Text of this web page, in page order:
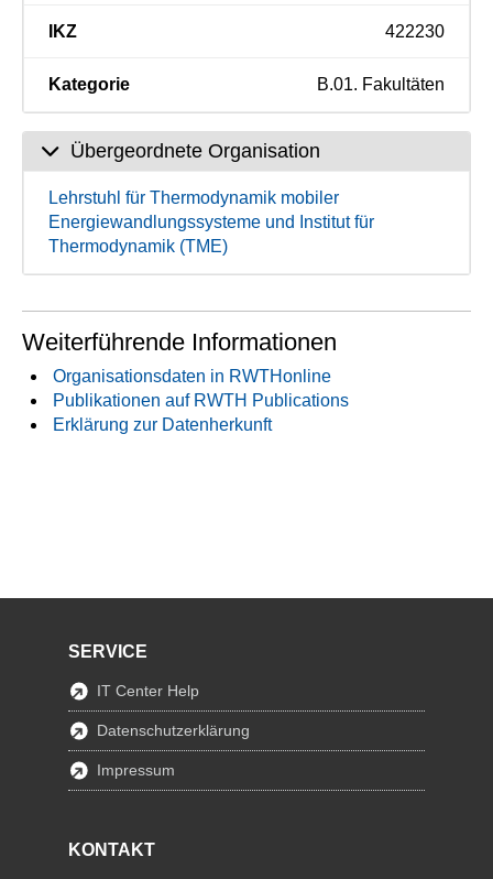
IKZ 422230
Kategorie B.01. Fakultäten
Übergeordnete Organisation
Lehrstuhl für Thermodynamik mobiler
Energiewandlungssysteme und Institut für
Thermodynamik (TME)
Weiterführende Informationen
Organisationsdaten in RWTHonline
Publikationen auf RWTH Publications
Erklärung zur Datenherkunft
SERVICE
IT Center Help
Datenschutzerklärung
Impressum
KONTAKT